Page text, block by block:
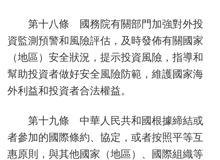
第十八條 國務院有關部門加強對外投
資監測預警和風險評估，及時發佈有關國家
（地區）安全狀況，提示投資風險，指導和
幫助投資者做好安全風險防範，維護國家海
外利益和投資者合法權益。
第十九條 中華人民共和國根據締結或
者參加的國際條約、協定，或者按照平等互
惠原則，與其他國家（地區）、國際組織等